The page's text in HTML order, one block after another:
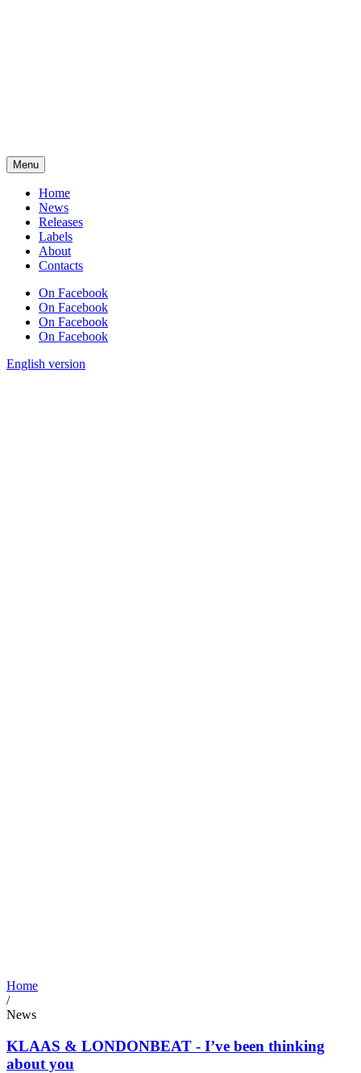
Menu
Home
News
Releases
Labels
About
Contacts
On Facebook
On Facebook
On Facebook
On Facebook
English version
Home
/
News
KLAAS & LONDONBEAT - I’ve been thinking
about you